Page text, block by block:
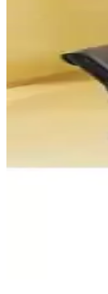
Yatak Odası
Yatak odası
2.5 Yaş
2.5 yaş çocuk
Artavessa 6